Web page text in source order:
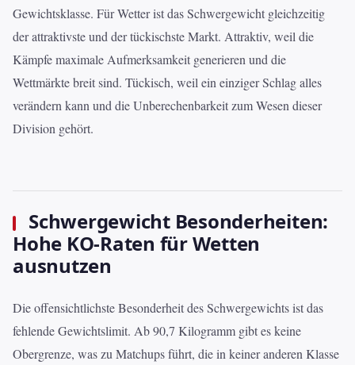
Gewichtsklasse. Für Wetter ist das Schwergewicht gleichzeitig
der attraktivste und der tückischste Markt. Attraktiv, weil die
Kämpfe maximale Aufmerksamkeit generieren und die
Wettmärkte breit sind. Tückisch, weil ein einziger Schlag alles
verändern kann und die Unberechenbarkeit zum Wesen dieser
Division gehört.
Schwergewicht Besonderheiten:
Hohe KO-Raten für Wetten
ausnutzen
Die offensichtlichste Besonderheit des Schwergewichts ist das
fehlende Gewichtslimit. Ab 90,7 Kilogramm gibt es keine
Obergrenze, was zu Matchups führt, die in keiner anderen Klasse